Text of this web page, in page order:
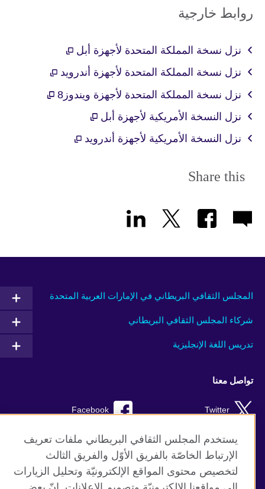
روابط خارجية
نزل نسخة المملكة المتحدة لأجهزة أبل
نزل نسخة المملكة المتحدة لأجهزة أندرويد
نزل نسخة المملكة المتحدة لأجهزة ويندوز8
نزل النسخة الأمريكية لأجهزة أبل
نزل النسخة الأمريكية لأجهزة أندرويد
Share this
المجلس الثقافي البريطاني في الإمارات العربية المتحدة
شركاء المجلس الثقافي البريطاني
تدريس اللغة الإنجليزية
تواصل معنا
Facebook Twitter
Instagram RSS
TikTok
يستخدم المجلس الثقافي البريطاني ملفات تعريف
الإرتباط الخاصّة بالفريق الأوّل والفريق الثالث
لتخصيص محتوى المواقع الإلكترونيّة وتحليل الزيارات